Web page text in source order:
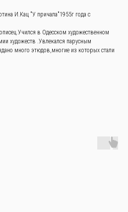
И.Кац "У причала"1955г года с
в Одесском художественном
художеств .Увлекался парусным
много этюдов,многие из которых стали